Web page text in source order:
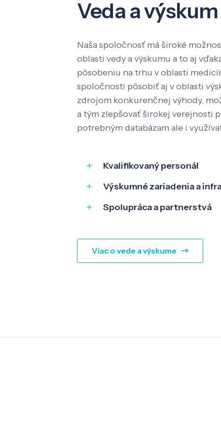
Veda a výskum
Naša spoločnosť má široké
oblasti vedy a výskumu a to aj
pôsobeniu na trhu v oblasti
spoločnosti pôsobiť aj v oblasti
zdrojom konkurenčnej výhody,
a tým zlepšovať širokej verejnosti
potrebným databázam ale i
Kvalifikovaný personál
Výskumné zariadenia a
Spolupráca a partnerstvá
Viac o vede a výskume